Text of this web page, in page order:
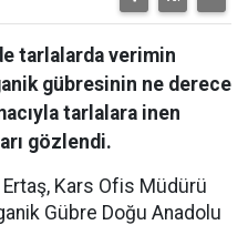
tarlalarda verimin
gübresinin ne derece
tarlalara inen
gözlendi.
Ertaş, Kars Ofis Müdürü
Gübre Doğu Anadolu